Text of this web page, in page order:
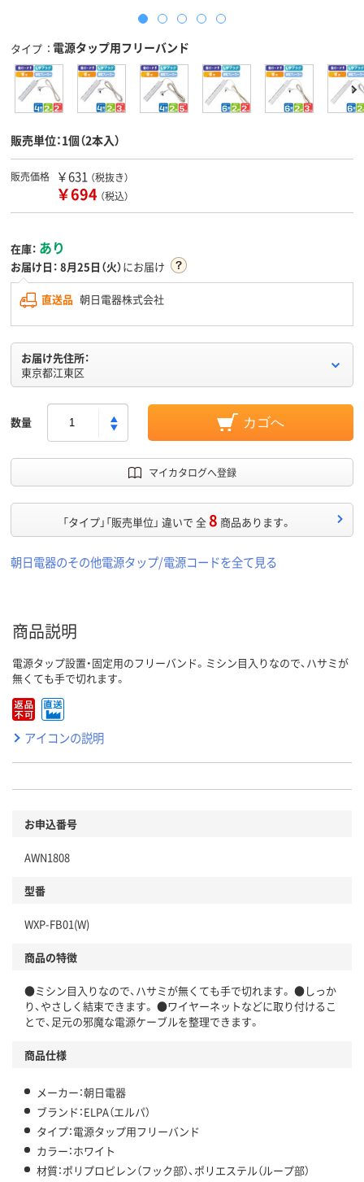
タイプ 電源タップ用フリーバンド
販売単位：1個（2本入）
販売価格 ￥631 （税抜き）
￥694 （税込）
在庫： あり
お届け日： 8月25日（火）にお届け
直送品 朝日電器株式会社
お届け先住所：
東京都江東区
数量 カゴへ
マイカタログへ登録
「タイプ」「販売単位」 違いで 全8 商品あります。
朝日電器のその他電源タップ/電源コードを全て見る
商品説明
電源タップ設置・固定用のフリーバンド。ミシン目入りなので、ハサミが
無くても手で切れます。
アイコンの説明
お申込番号
AWN1808
型番
WXP-FB01(W)
商品の特徴
●ミシン目入りなので、ハサミが無くても手で切れます。 ●しっか
り、やさしく結束できます。 ●ワイヤーネットなどに取り付けるこ
とで、足元の邪魔な電源ケーブルを整理できます。
商品仕様
メーカー：朝日電器
ブランド：ELPA（エルパ）
タイプ：電源タップ用フリーバンド
カラー：ホワイト
材質：ポリプロピレン（フック部）、ポリエステル（ループ部）